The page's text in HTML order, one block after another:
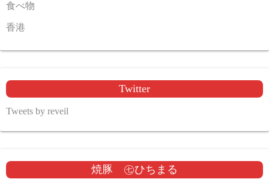
食べ物
香港
Twitter
Tweets by reveil
焼豚 ㊆ひちまる